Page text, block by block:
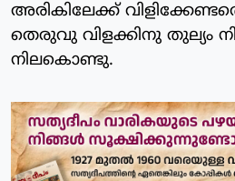
അരികിലേക്ക്
തെരുവു വിളക്കിനു തുല്യം
നിലകൊണ്ടു.